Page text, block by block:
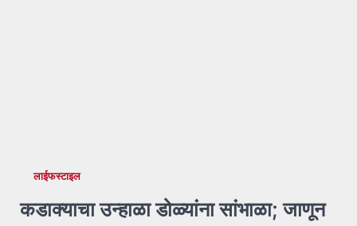
लाईफस्टाइल
कडाक्याचा उन्हाळा डोळ्यांना सांभाळा; जाणून